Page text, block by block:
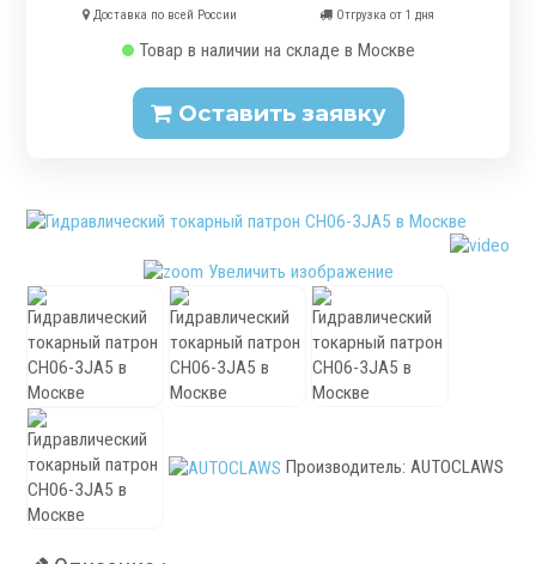
Механизированные патроны
Цанговые патроны
Кулачки токарные
Аксессуары для токарных патронов
Инструментальная оснастка
Доставка по всей России Отгрузка от 1 дня
Товар в наличии на складе в Москве
Оставить заявку
Увеличить изображение
Производитель:AUTOCLAWS